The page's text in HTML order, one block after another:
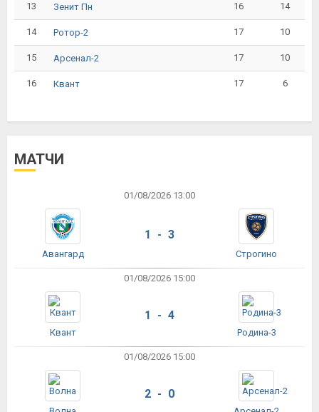
13 Зенит Пн 16 14
14 Ротор-2 17 10
15 Арсенал-2 17 10
16 Квант 17 6
МАТЧИ
01/08/2026 13:00
Авангард
1 - 3
Строгино
01/08/2026 15:00
Квант
1 - 4
Родина-3
01/08/2026 15:00
2 - 0